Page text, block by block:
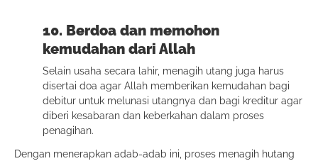
10. Berdoa dan memohon
kemudahan dari Allah
Selain usaha secara lahir, menagih utang juga harus
disertai doa agar Allah memberikan kemudahan bagi
debitur untuk melunasi utangnya dan bagi kreditur agar
diberi kesabaran dan keberkahan dalam proses
penagihan.
Dengan menerapkan adab-adab ini, proses menagih hutang